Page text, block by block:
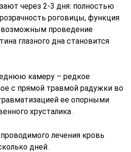
через 2-3 дня: полностью
роговицы, функция
возможным проведение
глазного дна становится
камеру – редкое
с прямой травмой радужки во
ее опорными
хрусталика .
лечения кровь
дней.